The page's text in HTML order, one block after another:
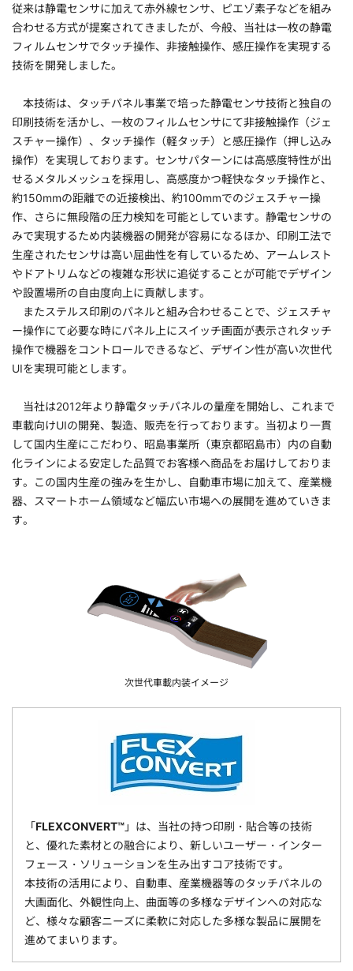
従来は静電センサに加えて赤外線センサ、ピエゾ素子などを組み
合わせる方式が提案されてきましたが、今般、当社は一枚の静電
フィルムセンサでタッチ操作、非接触操作、感圧操作を実現する
技術を開発しました。
本技術は、タッチパネル事業で培った静電センサ技術と独自の
印刷技術を活かし、一枚のフィルムセンサにて非接触操作（ジェ
スチャー操作）、タッチ操作（軽タッチ）と感圧操作（押し込み
操作）を実現しております。センサパターンには高感度特性が出
せるメタルメッシュを採用し、高感度かつ軽快なタッチ操作と、
約150mmの距離での近接検出、約100mmでのジェスチャー操
作、さらに無段階の圧力検知を可能としています。静電センサの
みで実現するため内装機器の開発が容易になるほか、印刷工法で
生産されたセンサは高い屈曲性を有しているため、アームレスト
やドアトリムなどの複雑な形状に追従することが可能でデザイン
や設置場所の自由度向上に貢献します。
またステルス印刷のパネルと組み合わせることで、ジェスチャ
ー操作にて必要な時にパネル上にスイッチ画面が表示されタッチ
操作で機器をコントロールできるなど、デザイン性が高い次世代
UIを実現可能とします。
当社は2012年より静電タッチパネルの量産を開始し、これまで
車載向けUIの開発、製造、販売を行っております。当初より一貫
して国内生産にこだわり、昭島事業所（東京都昭島市）内の自動
化ラインによる安定した品質でお客様へ商品をお届けしておりま
す。この国内生産の強みを生かし、自動車市場に加えて、産業機
器、スマートホーム領域など幅広い市場への展開を進めていきま
す。
次世代車載内装イメージ
「FLEXCONVERT™」は、当社の持つ印刷・貼合等の技術
と、優れた素材との融合により、新しいユーザー・インター
フェース・ソリューションを生み出すコア技術です。
本技術の活用により、自動車、産業機器等のタッチパネルの
大画面化、外観性向上、曲面等の多様なデザインへの対応な
ど、様々な顧客ニーズに柔軟に対応した多様な製品に展開を
進めてまいります。